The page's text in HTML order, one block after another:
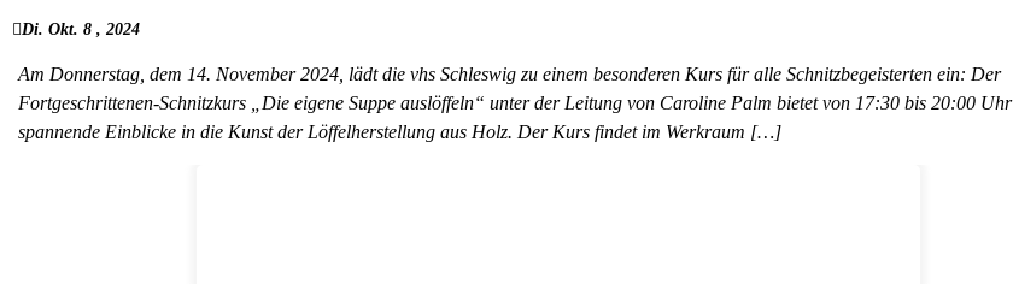
Di. Okt. 8 , 2024
Am Donnerstag, dem 14. November 2024, lädt die vhs Schleswig zu einem besonderen Kurs für alle Schnitzbegeisterten ein: Der
Fortgeschrittenen-Schnitzkurs „Die eigene Suppe auslöffeln“ unter der Leitung von Caroline Palm bietet von 17:30 bis 20:00 Uhr
spannende Einblicke in die Kunst der Löffelherstellung aus Holz. Der Kurs findet im Werkraum […]